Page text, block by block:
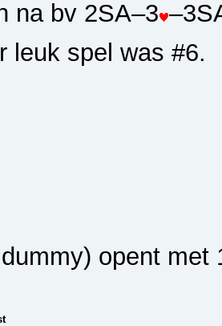
na bv 2SA–3
leuk spel was #6.
opent met